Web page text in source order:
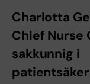
Charlotta
Chief Nurse
sakkunnig i